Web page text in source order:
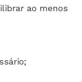
ao menos